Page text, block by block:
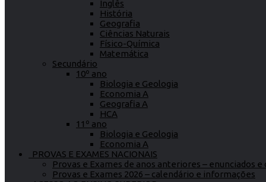
Inglês
História
Geografia
Ciências Naturais
Físico-Química
Matemática
Secundário
10º ano
Biologia e Geologia
Economia A
Geografia A
HCA
11º ano
Biologia e Geologia
Economia A
PROVAS E EXAMES NACIONAIS
Provas e Exames de anos anteriores – enunciados
Provas e Exames 2026 – calendário e informações